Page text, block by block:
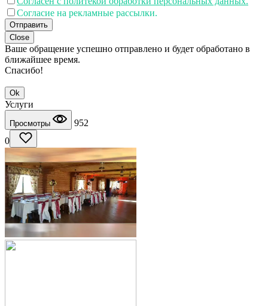
Согласие на рекламные рассылки.
Отправить
Close
Ваше обращение успешно отправлено и будет обработано в
ближайшее время.
Спасибо!
Ok
Услуги
Просмотры
952
0